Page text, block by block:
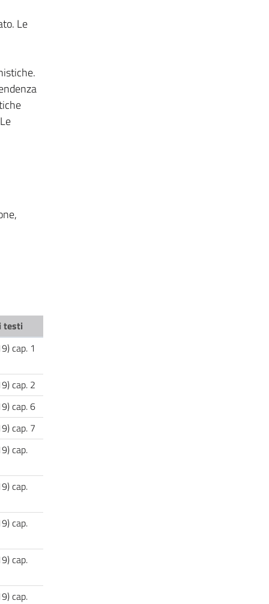
Le
testi
cap. 1
cap. 2
cap. 6
cap. 7
cap.
cap.
cap.
cap.
cap.